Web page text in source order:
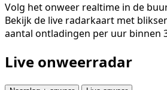
Volg het onweer realtime in de
Bekijk de live radarkaart met
aantal ontladingen per uur binnen
Live onweerradar